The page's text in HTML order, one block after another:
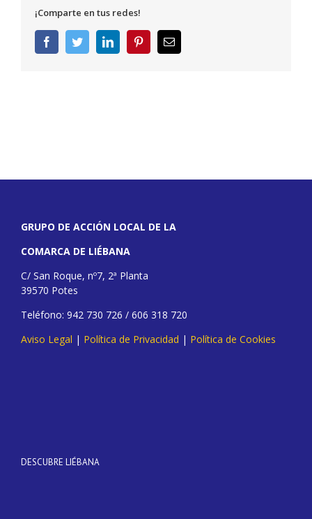
¡Comparte en tus redes!
FacebookTwitterLinkedInPinterestCorreo
electrónico
GRUPO DE ACCIÓN LOCAL DE LA
COMARCA DE LIÉBANA
C/ San Roque, nº7, 2ª Planta
39570 Potes
Teléfono: 942 730 726 / 606 318 720
Aviso Legal | Política de Privacidad | Política de Cookies
DESCUBRE LIÉBANA